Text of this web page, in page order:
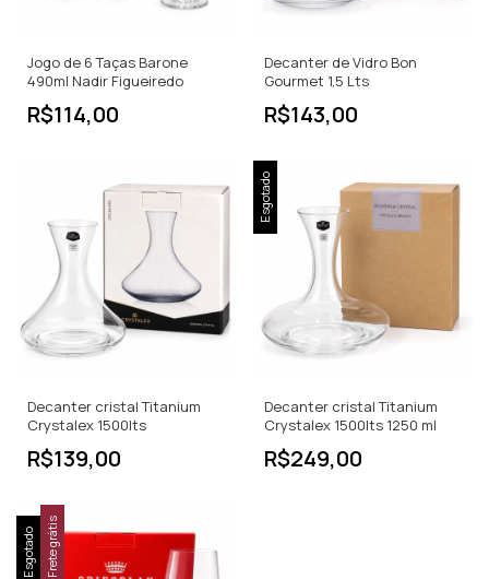
Jogo de 6 Taças Barone
490ml Nadir Figueiredo
R$114,00
Decanter de Vidro Bon
Gourmet 1,5 Lts
R$143,00
Decanter cristal Titanium
Crystalex 1500lts
R$139,00
Esgotado
Decanter cristal Titanium
Crystalex 1500lts 1250 ml
R$249,00
Esgotado Frete grátis